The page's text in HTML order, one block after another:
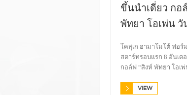
ขึ้นนำเดี่ยว กอ
พัทยา โอเพ่น วั
โคสุเก ฮามาโมโต้ ฟอร์
สตาร์ทรอบแรก 8 อันเด
กอล์ฟ “สิงห์ พัทยา โอเพ่
VIEW